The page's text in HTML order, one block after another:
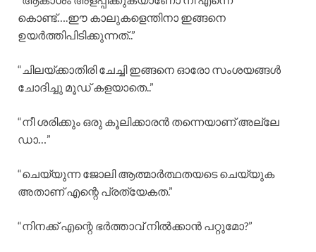
കൊണ്ട്….ഈ കാലുകളെന്തിനാ ഇങ്ങനെ
ഉയർത്തിപിടിക്കുന്നത്..”
“ചിലയ്ക്കാതിരി ചേച്ചി ഇങ്ങനെ ഓരോ സംശയങ്ങൾ
ചോദിച്ചു മൂഡ് കളയാതെ..”
“നീ ശരിക്കും ഒരു കൂലിക്കാരൻ തന്നെയാണ് അല്ലേ
ഡാ…”
“ചെയ്യുന്ന ജോലി ആത്മാർത്ഥതയടെ ചെയ്യുക
അതാണ് എന്റെ പ്രത്യേകത.”
“നിനക്ക് എന്റെ ഭർത്താവ് നിൽക്കാൻ പറ്റുമോ?”